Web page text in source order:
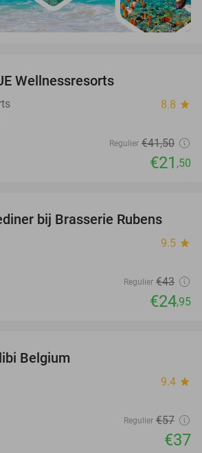
Wellnessresorts
8.8 star
Regulier €41,50
€21 ,50
42%
bij Brasserie Rubens
9.5 star
Regulier €43
€24,95
Belgium
9.4 star
Regulier €57
€37